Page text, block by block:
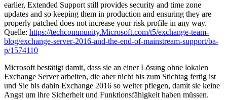
earlier, Extended Support still provides security and time zone
updates and so keeping them in production and ensuring they are
properly patched does not increase your risk profile in any way.
Quelle: https://techcommunity.Microsoft.com/t5/exchange-team-
blog/exchange-server-2016-and-the-end-of-mainstream-support/ba-
p/1574110
Microsoft bestätigt damit, dass sie an einer Lösung ohne lokalen
Exchange Server arbeiten, die aber nicht bis zum Stichtag fertig ist
und Sie bis dahin Exchange 2016 so weiter pflegen, damit sie keine
Angst um ihre Sicherheit und Funktionsfähigkeit haben müssen.